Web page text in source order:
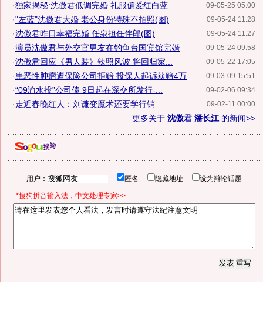
09-05-25 05:00
·独家揭秘:沈傲君低调完婚 礼服偏爱红白蓝
09-05-24 11:28
·"左蓝"沈傲君大婚 老公身份特殊不拍照(图)
09-05-24 11:27
·沈傲君昨日幸福完婚 任泉担任伴郎(图)
09-05-24 09:58
·演员沈傲君与外交官男友在钓鱼台国宾馆完婚
09-05-22 17:05
·沈傲君回应《男人装》辣照风波 将回归家...
09-03-09 15:51
·患恶性肿瘤遭保险公司拒赔 投保人起诉获赔4万
09-02-06 09:34
·“09渝水投”公司债 9日起在深交所发行-...
09-02-11 00:00
·走近春晚红人：刘谦变魔术还要学行销
更多关于 沈傲君 潘长江 的新闻>>
用户： 匿名 隐藏地址 设为辩论话题
*搜狗拼音输入法，中文处理专家>>